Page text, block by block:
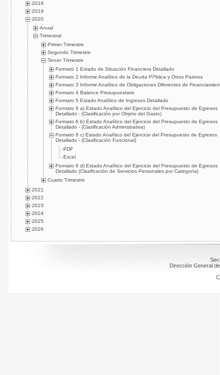
2018
2019
2020
Anual
Trimestral
Primer Trimestre
Segundo Trimestre
Tercer Trimestre
Formato 1 Estado de Situación Financiera Detallado
Formato 2 Informe Analí­tico de la Deuda Píºblica y Otros Pasivos
Formato 3 Informe Analí­tico de Obligaciones Diferentes de
Formato 4 Balance Presupuestario
Formato 5 Estado Analí­tico de Ingresos Detallado
Formato 6 a) Estado Analí­tico del Ejercicio del Presupuesto de Egresos
Detallado - (Clasificación por Objeto del Gasto)
Formato 6 b) Estado Analí­tico del Ejercicio del Presupuesto de Egresos
Detallado - (Clasificación Administrativa)
Formato 6 c) Estado Analí­tico del Ejercicio del Presupuesto de Egresos
Detallado - (Clasificación Funcional)
PDF
Excel
Formato 6 d) Estado Analí­tico del Ejercicio del Presupuesto de Egresos
Detallado (Clasificación de Servicios Personales por Categorí­a)
Cuarto Trimestre
2021
2022
2023
2024
2025
2026
Dirección General